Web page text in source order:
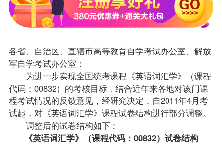
各省、自治区、直辖市高等教育自学考试办公室、解放
军自学考试办公室：
为进一步实现全国统考课程 《英语词汇学》（课程
代码：00832）的考核目标，结合近年来各地对该门课
程考试情况的反馈意见，经研究决定，自2011年4月考
试起，对《英语词汇学》课程试卷结构进行部分调整。
调整后的试卷结构如下：
《英语词汇学》（课程代码：00832）试卷结构